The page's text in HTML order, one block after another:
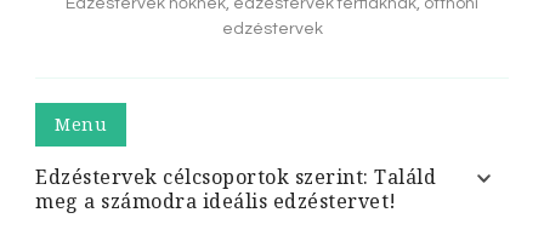
edzéstervek
Menu
Edzéstervek célcsoportok szerint: Találd
meg a számodra ideális edzéstervet!